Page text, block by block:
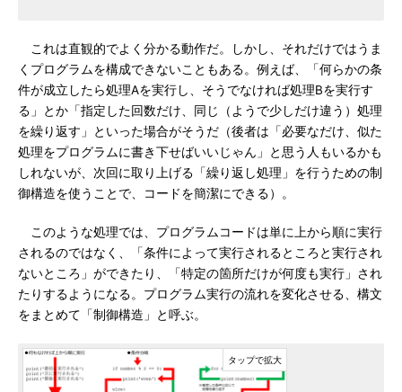
これは直観的でよく分かる動作だ。しかし、それだけではうま
くプログラムを構成できないこともある。例えば、「何らかの条
件が成立したら処理Aを実行し、そうでなければ処理Bを実行す
る」とか「指定した回数だけ、同じ（ようで少しだけ違う）処理
を繰り返す」といった場合がそうだ（後者は「必要なだけ、似た
処理をプログラムに書き下せばいいじゃん」と思う人もいるかも
しれないが、次回に取り上げる「繰り返し処理」を行うための制
御構造を使うことで、コードを簡潔にできる）。
このような処理では、プログラムコードは単に上から順に実行
されるのではなく、「条件によって実行されるところと実行され
ないところ」ができたり、「特定の箇所だけが何度も実行」され
たりするようになる。プログラム実行の流れを変化させる、構文
をまとめて「制御構造」と呼ぶ。